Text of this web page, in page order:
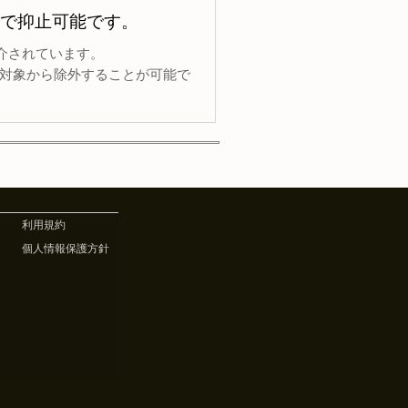
抑止可能です。
れています。
象から除外することが可能で
利用規約
個人情報保護方針